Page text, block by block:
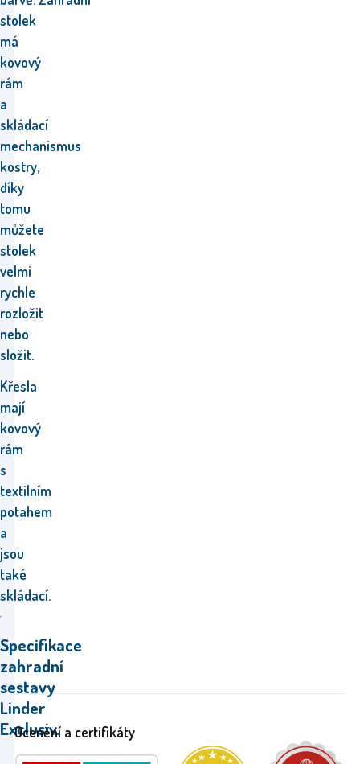
stolek
má
kovový
rám
a
skládací
mechanismus
kostry,
díky
tomu
můžete
stolek
velmi
rychle
rozložit
nebo
složit.
Křesla
mají
kovový
rám
s
textilním
potahem
a
jsou
také
skládací.
Specifikace
zahradní
sestavy
Linder
Exclusiv.
Ocenění a certifikáty